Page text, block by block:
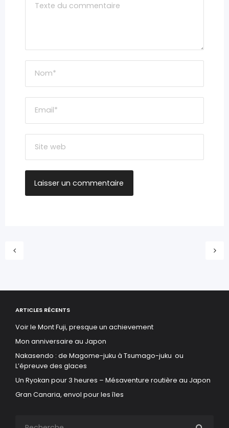
ARTICLES RÉCENTS
Voir le Mont Fuji, presque un achievement
Mon anniversaire au Japon
Nakasendo : de Magome-juku à Tsumago-juku ou
L’épreuve des glaces
Un Ryokan pour 3 heures – Mésaventure routière au Japon
Gran Canaria, envol pour les îles